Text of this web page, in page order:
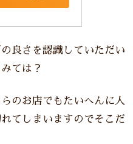
良さを認識していただい
ては？
のお店でもたいへんに人
てしまいますのでそこだ